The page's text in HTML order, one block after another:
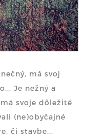
má svoj
Je nežný a
svoje dôležité
(ne)obyčajné
či stavbe...